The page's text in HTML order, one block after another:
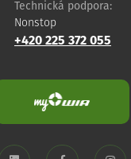
Technická podpora:
Nonstop
+420 225 372 055